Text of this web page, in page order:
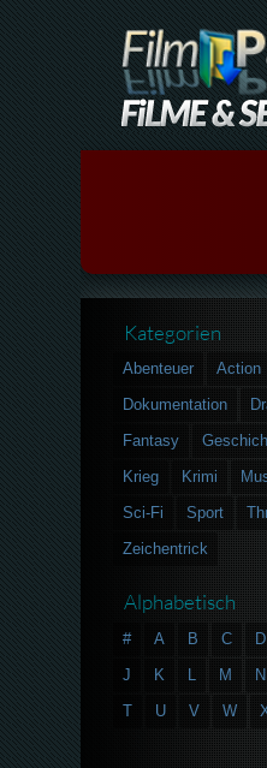
Kategorien
Abenteuer Action
Dokumentation
Fantasy
Krieg
Krimi
Sci-Fi
Sport
Zeichentrick
Alphabetisch
# A B C D
J
K L M N
T
U V W